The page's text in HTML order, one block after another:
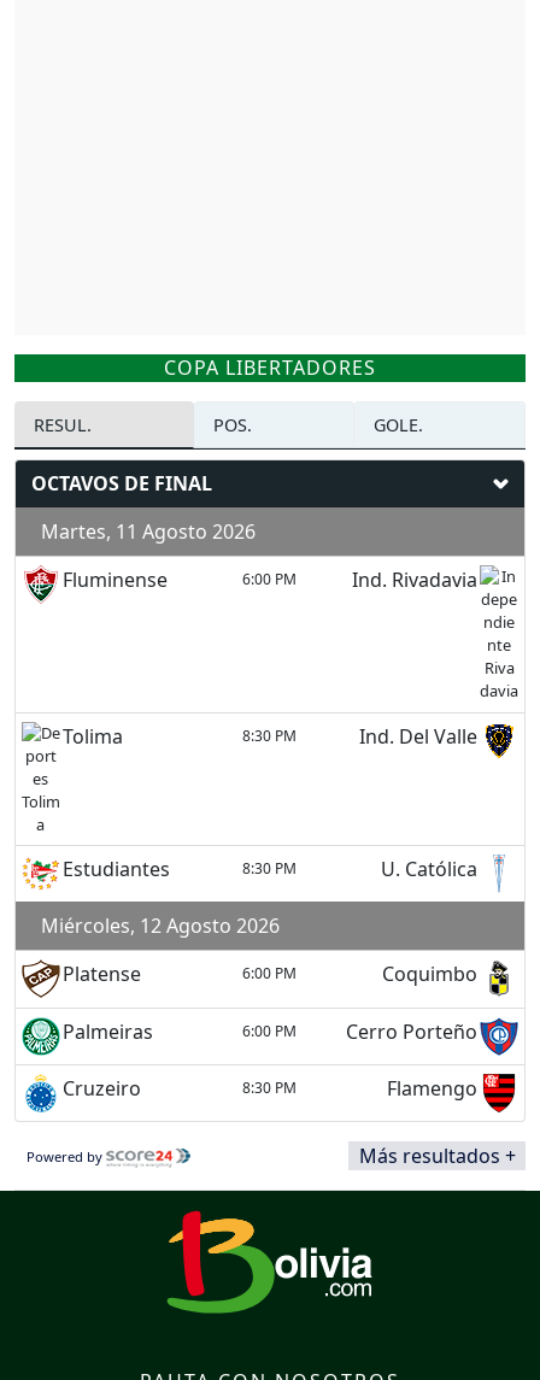
COPA LIBERTADORES
RESUL. POS. GOLE.
OCTAVOS DE FINAL
Martes, 11 Agosto 2026
Fluminense
6:00 PM Ind. Rivadavia
Tolima 8:30 PM Ind. Del Valle
Estudiantes 8:30 PM U. Católica
Miércoles, 12 Agosto 2026
Platense
6:00 PM Coquimbo
Palmeiras 6:00 PM Cerro Porteño
Cruzeiro 8:30 PM Flamengo
Powered by Más resultados +